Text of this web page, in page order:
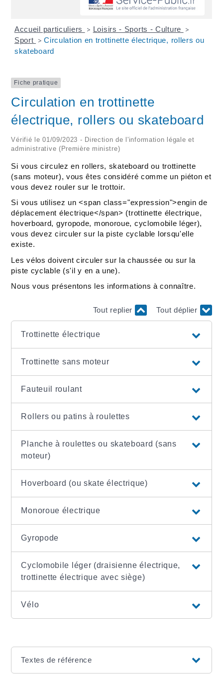
Accueil particuliers > Loisirs - Sports - Culture >
Sport > Circulation en trottinette électrique, rollers ou
skateboard
Fiche pratique
Circulation en trottinette
électrique, rollers ou skateboard
Vérifié le 01/09/2023 - Direction de l'information légale et
administrative (Première ministre)
Si vous circulez en rollers, skateboard ou trottinette
(sans moteur), vous êtes considéré comme un piéton et
vous devez rouler sur le trottoir.
Si vous utilisez un <span class="expression">engin de
déplacement électrique</span> (trottinette électrique,
hoverboard, gyropode, monoroue, cyclomobile léger),
vous devez circuler sur la piste cyclable lorsqu'elle
existe.
Les vélos doivent circuler sur la chaussée ou sur la
piste cyclable (s'il y en a une).
Nous vous présentons les informations à connaître.
Tout replier Tout déplier
Trottinette électrique
Trottinette sans moteur
Fauteuil roulant
Rollers ou patins à roulettes
Planche à roulettes ou skateboard (sans
moteur)
Hoverboard (ou skate électrique)
Monoroue électrique
Gyropode
Cyclomobile léger (draisienne électrique,
trottinette électrique avec siège)
Vélo
Textes de référence